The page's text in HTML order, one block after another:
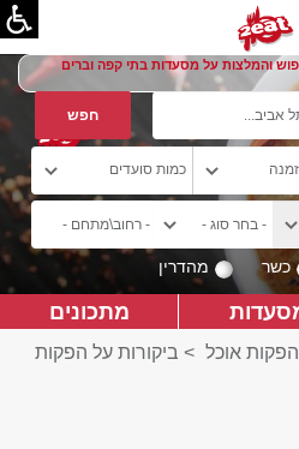
והמלצות על מסעדות בתי קפה וברים
כשר מהדרין
מתכונים
הפקות אוכל > ביקורות על הפקות